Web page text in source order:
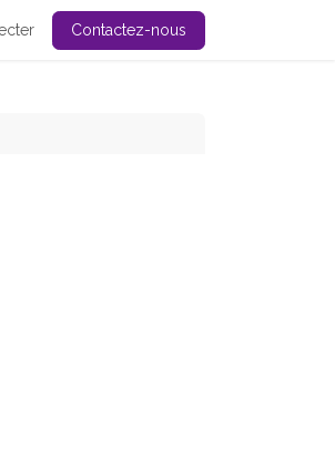
Contactez-nous